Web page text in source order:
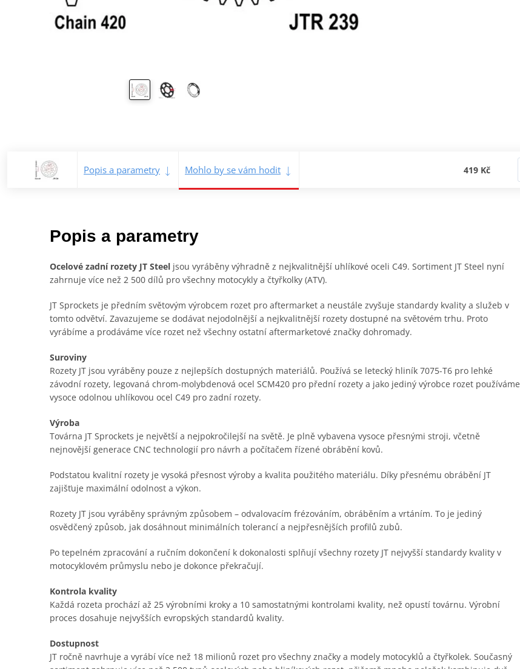
Popis a parametry Mohlo by se vám hodit 419 Kč
Popis a parametry
Ocelové zadní rozety JT Steel jsou vyráběny výhradně z nejkvalitnější uhlíkové oceli C49. Sortiment JT Steel nyní
zahrnuje více než 2 500 dílů pro všechny motocykly a čtyřkolky (ATV).
JT Sprockets je předním světovým výrobcem rozet pro aftermarket a neustále zvyšuje standardy kvality a služeb v
tomto odvětví. Zavazujeme se dodávat nejodolnější a nejkvalitnější rozety dostupné na světovém trhu. Proto
vyrábíme a prodáváme více rozet než všechny ostatní aftermarketové značky dohromady.
Suroviny
Rozety JT jsou vyráběny pouze z nejlepších dostupných materiálů. Používá se letecký hliník 7075-T6 pro lehké
závodní rozety, legovaná chrom-molybdenová ocel SCM420 pro přední rozety a jako jediný výrobce rozet používáme
vysoce odolnou uhlíkovou ocel C49 pro zadní rozety.
Výroba
Továrna JT Sprockets je největší a nejpokročilejší na světě. Je plně vybavena vysoce přesnými stroji, včetně
nejnovější generace CNC technologií pro návrh a počítačem řízené obrábění kovů.
Podstatou kvalitní rozety je vysoká přesnost výroby a kvalita použitého materiálu. Díky přesnému obrábění JT
zajišťuje maximální odolnost a výkon.
Rozety JT jsou vyráběny správným způsobem – odvalovacím frézováním, obráběním a vrtáním. To je jediný
osvědčený způsob, jak dosáhnout minimálních tolerancí a nejpřesnějších profilů zubů.
Po tepelném zpracování a ručním dokončení k dokonalosti splňují všechny rozety JT nejvyšší standardy kvality v
motocyklovém průmyslu nebo je dokonce překračují.
Kontrola kvality
Každá rozeta prochází až 25 výrobními kroky a 10 samostatnými kontrolami kvality, než opustí továrnu. Výrobní
proces dosahuje nejvyšších evropských standardů kvality.
Dostupnost
JT ročně navrhuje a vyrábí více než 18 milionů rozet pro všechny značky a modely motocyklů a čtyřkolek. Současný